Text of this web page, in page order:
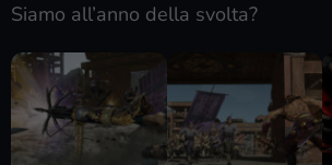
Siamo all’anno della svolta?